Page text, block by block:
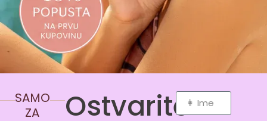
SAMO
ZA
Ostvarite